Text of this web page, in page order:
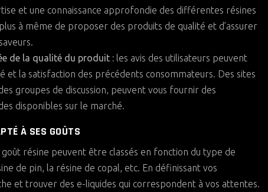
et une connaissance approfondie des différentes résines
à même de proposer des produits de qualité et d’assurer
de la qualité du produit : les avis des utilisateurs peuvent
et la satisfaction des précédents consommateurs. Des sites
groupes de discussion, peuvent vous fournir des
disponibles sur le marché.
À SES GOÛTS
goût résine peuvent être classés en fonction du type de
de pin, la résine de copal, etc. En définissant vos
et trouver des e-liquides qui correspondent à vos attentes.